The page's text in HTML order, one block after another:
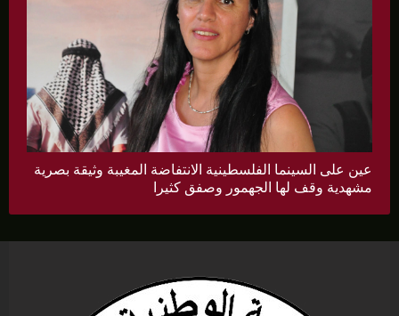
عين على السينما الفلسطينية الانتفاضة المغيبة وثيقة بصرية
مشهدية وقف لها الجهمور وصفق كثيرا